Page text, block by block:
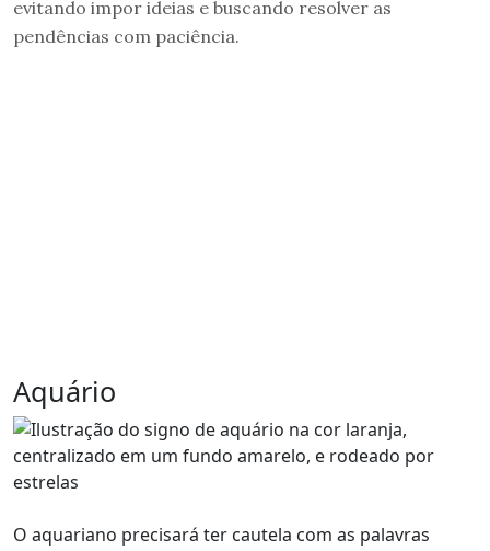
evitando impor ideias e buscando resolver as
pendências com paciência.
Aquário
O aquariano precisará ter cautela com as palavras